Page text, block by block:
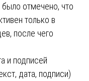
отмечено, что
только в
после чего
и подписей
дата, подписи)